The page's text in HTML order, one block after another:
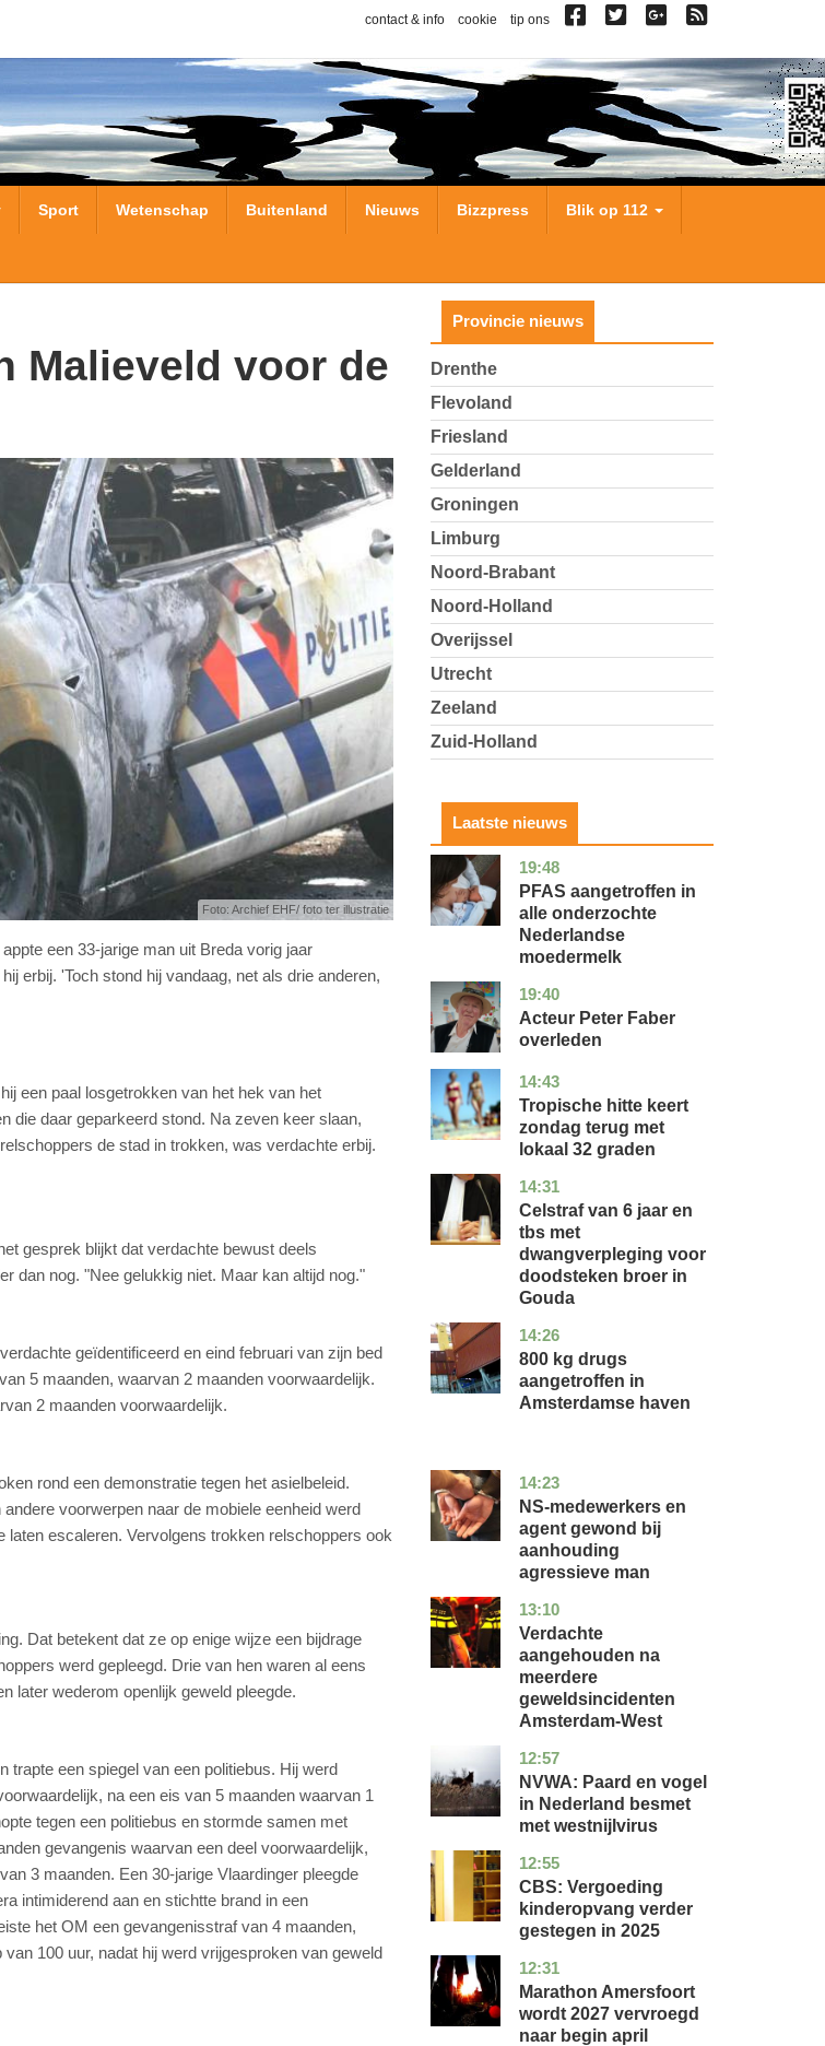
contact & info cookie tip ons
Sport Wetenschap Buitenland Nieuws Bizzpress Blik op 112
Foto: Archief EHF/ foto ter illustratie
een 33-jarige man uit Breda vorig jaar
erbij. 'Toch stond hij vandaag, net als drie anderen,
een paal losgetrokken van het hek van het
die daar geparkeerd stond. Na zeven keer slaan,
de stad in trokken, was verdachte erbij.
gesprek blijkt dat verdachte bewust deels
dan nog. "Nee gelukkig niet. Maar kan altijd nog."
geïdentificeerd en eind februari van zijn bed
5 maanden, waarvan 2 maanden voorwaardelijk.
2 maanden voorwaardelijk.
rond een demonstratie tegen het asielbeleid.
voorwerpen naar de mobiele eenheid werd
escaleren. Vervolgens trokken relschoppers ook
Dat betekent dat ze op enige wijze een bijdrage
werd gepleegd. Drie van hen waren al eens
later wederom openlijk geweld pleegde.
trapte een spiegel van een politiebus. Hij werd
na een eis van 5 maanden waarvan 1
tegen een politiebus en stormde samen met
gevangenis waarvan een deel voorwaardelijk,
3 maanden. Een 30-jarige Vlaardinger pleegde
intimiderend aan en stichtte brand in een
het OM een gevangenisstraf van 4 maanden,
100 uur, nadat hij werd vrijgesproken van geweld
Provincie nieuws
Drenthe
Flevoland
Friesland
Gelderland
Groningen
Limburg
Noord-Brabant
Noord-Holland
Overijssel
Utrecht
Zeeland
Zuid-Holland
Laatste nieuws
19:48
utrecht
gezondheid
PFAS aangetroffen in
alle onderzochte
Nederlandse
moedermelk
19:40
noord-
holland
glossy
Acteur Peter Faber
overleden
14:43
utrecht
nieuws
Tropische hitte keert
zondag terug met
lokaal 32 graden
14:31
zuid-
holland
nieuws
Celstraf van 6 jaar en
tbs met
dwangverpleging voor
doodsteken broer in
Gouda
14:26
noord-
holland
nieuws
800 kg drugs
aangetroffen in
Amsterdamse haven
14:23
flevoland
nieuws
NS-medewerkers en
agent gewond bij
aanhouding
agressieve man
13:10
noord-
holland
nieuws
Verdachte
aangehouden na
meerdere
geweldsincidenten
Amsterdam-West
12:57
utrecht
nieuws
NVWA: Paard en vogel
in Nederland besmet
met westnijlvirus
12:55
zuid-
holland
economie
CBS: Vergoeding
kinderopvang verder
gestegen in 2025
12:31
utrecht
nieuws
Marathon Amersfoort
wordt 2027 vervroegd
naar begin april